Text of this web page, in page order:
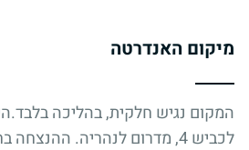
מיקום האנדרטה
המקום נגיש חלקית, בהליכה
לכביש 4, מדרום לנהריה. ההנצחה בחוף הים.